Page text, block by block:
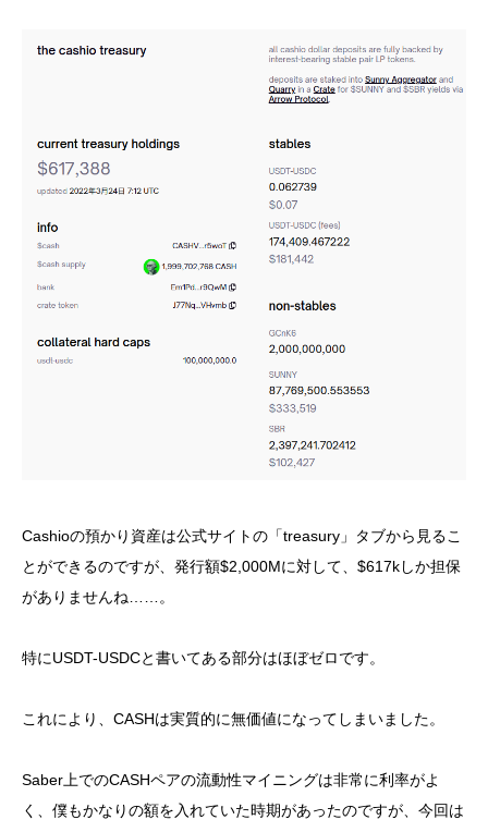
Cashioの預かり資産は公式サイトの「treasury」タブから見るこ
とができるのですが、発行額$2,000Mに対して、$617kしか担保
がありませんね……。
特にUSDT-USDCと書いてある部分はほぼゼロです。
これにより、CASHは実質的に無価値になってしまいました。
Saber上でのCASHペアの流動性マイニングは非常に利率がよ
く、僕もかなりの額を入れていた時期があったのですが、今回は